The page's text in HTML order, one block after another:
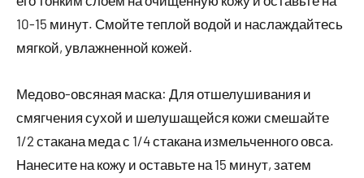
10-15 минут. Смойте теплой водой и наслаждайтесь
мягкой, увлажненной кожей.
Медово-овсяная маска: Для отшелушивания и
смягчения сухой и шелушащейся кожи смешайте
1/2 стакана меда с 1/4 стакана измельченного овса.
Нанесите на кожу и оставьте на 15 минут, затем